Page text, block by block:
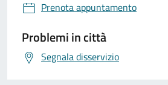
Prenota appuntamento
Problemi in città
Segnala disservizio